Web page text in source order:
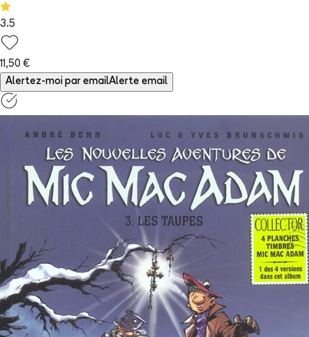
3.5
11,50 €
Alertez-moi par emailAlerte email